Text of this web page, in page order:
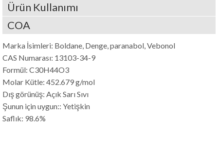
Ürün Kullanımı
COA
Marka İsimleri: Boldane, Denge, paranabol, Vebonol
CAS Numarası: 13103-34-9
Formül: C30H44O3
Molar Kütle: 452.679 g/mol
Dış görünüş: Açık Sarı Sıvı
Şunun için uygun:: Yetişkin
Saflık: 98.6%